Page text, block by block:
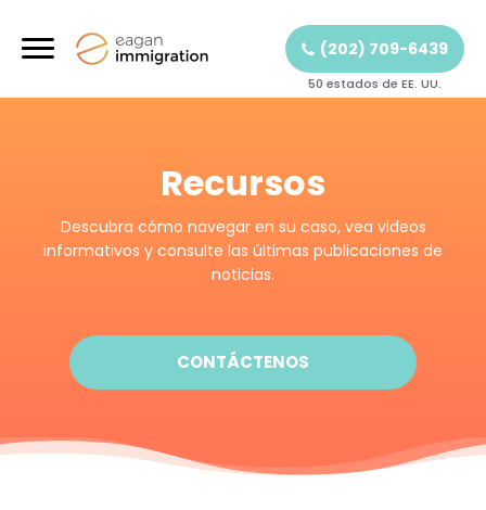
(202) 709-6439
50 estados de EE. UU.
Recursos
Descubra cómo navegar en su caso, vea videos
informativos y consulte las últimas publicaciones de
noticias.
CONTÁCTENOS